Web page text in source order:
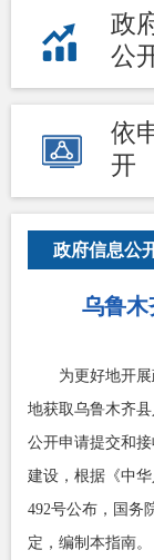
政
公
依
开
政府信息公
乌鲁木
为更好地开
地获取乌鲁木齐
公开申请提交和
建设，根据《中
492号公布，国务
定，编制本指南。